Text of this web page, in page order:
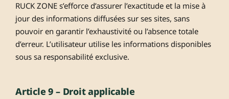
RUCK ZONE s’efforce d’assurer l’exactitude et la mise à
jour des informations diffusées sur ses sites, sans
pouvoir en garantir l’exhaustivité ou l’absence totale
d’erreur. L’utilisateur utilise les informations disponibles
sous sa responsabilité exclusive.
Article 9 – Droit applicable